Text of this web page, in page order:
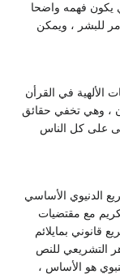
يكون فهمه واضحا
للبشر ، ويمكن
الألهية في القرأن
، وهي تخفي حقائق
على كل الناس
الدنيوي الأساسي
مع مقتضيات
قانوني بمايلائم
التشريعي للنص
هو الأساس ،